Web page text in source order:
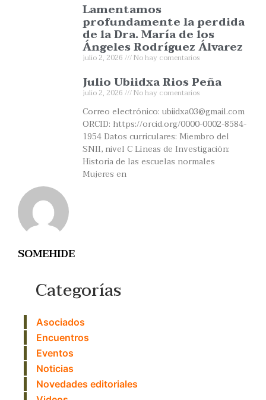
SOMEHIDE
Categorías
Asociados
Encuentros
Eventos
Noticias
Novedades editoriales
Lamentamos
profundamente la perdida
de la Dra. María de los
Ángeles Rodríguez Álvarez
julio 2, 2026 No hay comentarios
Julio Ubiidxa Rios Peña
julio 2, 2026 No hay comentarios
Correo electrónico: ubiidxa03@gmail.com
ORCID: https://orcid.org/0000-0002-8584-
1954 Datos curriculares: Miembro del
SNII, nivel C Líneas de Investigación:
Historia de las escuelas normales
Mujeres en